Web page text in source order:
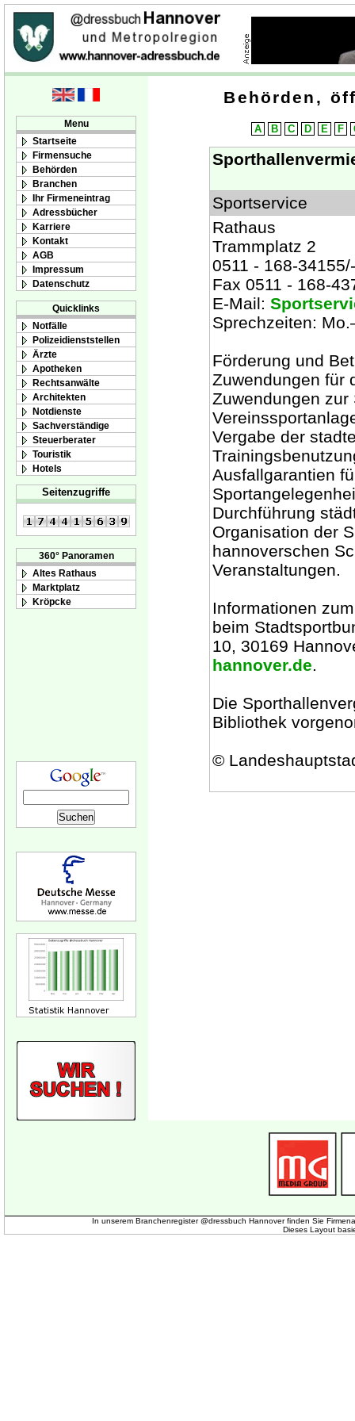
Menu
Startseite
Firmensuche
Behörden
Branchen
Ihr Firmeneintrag
Adressbücher
Karriere
Kontakt
AGB
Impressum
Datenschutz
Quicklinks
Notfälle
Polizeidienststellen
Ärzte
Apotheken
Rechtsanwälte
Architekten
Notdienste
Sachverständige
Steuerberater
Touristik
Hotels
Seitenzugriffe
360° Panoramen
Altes Rathaus
Marktplatz
Kröpcke
Behörden,
A B C D E F
Sportservice
Rathaus
Trammplatz 2
0511 - 168-
Fax 0511 - 168-
E-Mail:
Sprechzeiten:
Förderung und
Zuwendungen für
Zuwendungen zur
Vergabe der
Ausfallgarantien
Durchführung
Organisation der
hannoverschen
Veranstaltungen.
Informationen
beim
10, 30169
hannover.de.
Die
Bibliothek
©
In unserem Branchenregister @dressbuch Hannover finden Sie
Dieses Layout